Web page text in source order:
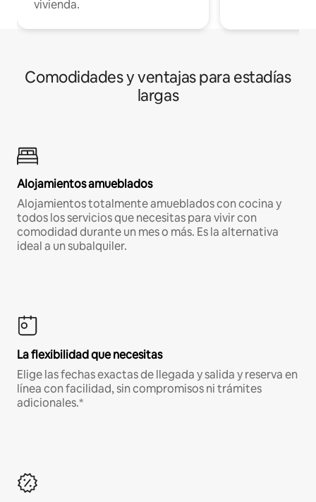
vivienda.
Comodidades y ventajas para estadías
largas
Alojamientos amueblados
Alojamientos totalmente amueblados con cocina y
todos los servicios que necesitas para vivir con
comodidad durante un mes o más. Es la alternativa
ideal a un subalquiler.
La flexibilidad que necesitas
Elige las fechas exactas de llegada y salida y reserva en
línea con facilidad, sin compromisos ni trámites
adicionales.*